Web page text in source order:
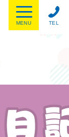
TEL
MENU